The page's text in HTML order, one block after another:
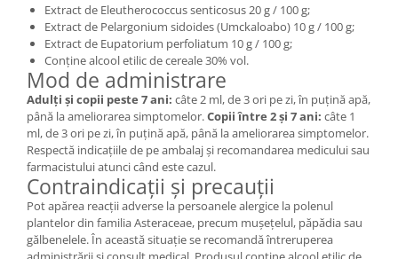
Extract de Eleutherococcus senticosus 20 g / 100 g;
Extract de Pelargonium sidoides (Umckaloabo) 10 g / 100 g;
Extract de Eupatorium perfoliatum 10 g / 100 g;
Conține alcool etilic de cereale 30% vol.
Mod de administrare
Adulți și copii peste 7 ani: câte 2 ml, de 3 ori pe zi, în puțină apă,
până la ameliorarea simptomelor.Copii între 2 și 7 ani: câte 1
ml, de 3 ori pe zi, în puțină apă, până la ameliorarea simptomelor.
Respectă indicațiile de pe ambalaj și recomandarea medicului sau
farmacistului atunci când este cazul.
Contraindicații și precauții
Pot apărea reacții adverse la persoanele alergice la polenul
plantelor din familia Asteraceae, precum mușețelul, păpădia sau
gălbenelele. În această situație se recomandă întreruperea